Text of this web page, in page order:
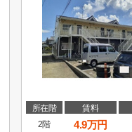
所在階 賃料
2階
4.9万円